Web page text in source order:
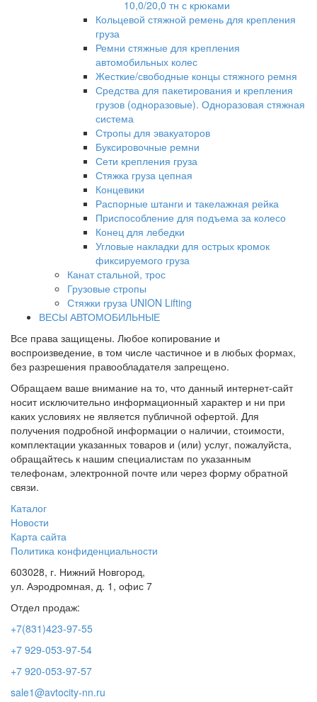
10,0/20,0 тн с крюками
Кольцевой стяжной ремень для крепления
груза
Ремни стяжные для крепления
автомобильных колес
Жесткие/свободные концы стяжного ремня
Средства для пакетирования и крепления
грузов (одноразовые). Одноразовая стяжная
система
Стропы для эвакуаторов
Буксировочные ремни
Сети крепления груза
Стяжка груза цепная
Концевики
Распорные штанги и такелажная рейка
Приспособление для подъема за колесо
Конец для лебедки
Угловые накладки для острых кромок
фиксируемого груза
Канат стальной, трос
Грузовые стропы
Стяжки груза UNION Lifting
ВЕСЫ АВТОМОБИЛЬНЫЕ
Все права защищены. Любое копирование и
воспроизведение, в том числе частичное и в любых формах,
без разрешения правообладателя запрещено.
Обращаем ваше внимание на то, что данный интернет-сайт
носит исключительно информационный характер и ни при
каких условиях не является публичной офертой. Для
получения подробной информации о наличии, стоимости,
комплектации указанных товаров и (или) услуг, пожалуйста,
обращайтесь к нашим специалистам по указанным
телефонам, электронной почте или через форму обратной
связи.
Каталог
Новости
Карта сайта
Политика конфиденциальности
603028, г. Нижний Новгород,
ул. Аэродромная, д. 1, офис 7
Отдел продаж:
+7(831)423-97-55
+7 929-053-97-54
+7 920-053-97-57
sale1@avtocity-nn.ru